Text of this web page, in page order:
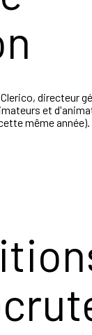
directeur
et
même année).